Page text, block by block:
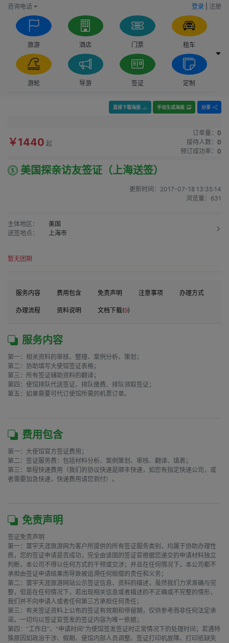
咨询电话 登录 注册
旅游 酒店 门票 租车
游轮 导游 签证 定制
直接下载海报 手动生成海报 分享
￥1440 起
订单量： 0
接待人数： 0
预订成功率： 0
美国探亲访友签证（上海送签）
更新时间： 2017-07-18 13:35:14
浏览量： 631
主体地区：
美国
送签地点：
上海市
暂无团期
服务内容 费用包含 免责声明 注意事项 办理方式
办理流程 资料说明 文档下载(9)
服务内容
第一：相关资料的审核、整理、案例分析、策划；
第二：协助填写大使馆签证表格；
第三：所有签证辅助资料的翻译；
第四：使馆排队代送签证、排队缴费、排队领取签证；
第五：如果需要可代订使馆所需的机票订单。
费用包含
第一：大使馆官方签证费用；
第二：签证服务费：包括材料分析、案例策划、审核、翻译、填表；
第三：单程快递费用（我们的协议快递是顺丰快递，如您有指定快递公司，或
者需要加急快递，快递费用请您到付）。
免责声明
签证免责声明
第一：寰宇天涯旅游网为客户所提供的所有签证服务类别，均属于协助办理性
质，您的签证申请是否成功，完全由该国的签证官根据您递交的申请材料独立
判断，本公司不得以任何方式的干预或交涉；并且在任何情况下，本公司都不
承担由签证申请结果而导致被追溯任何赔偿的责任和义务；
第二：寰宇天涯旅游网站公示签证信息、资料的描述，虽然我们力求准确与完
整，但是在任何情况下，若出现相关信息或者描述的不正确或不完整的情形，
我们并不向申请人或者任何第三方承担任何责任；
第三：有关签证资料上公布的签证有效期和停留期，仅供参考而非任何法定承
诺，一切均以签证官签发的签证内容为唯一依据；
第四：“工作日”、“申请时间”为使馆签发签证时正常情况下的处理时间；若遇特
殊原因如政治干涉、假期、使馆内部人员调整、签证打印机故障、打印纸缺失